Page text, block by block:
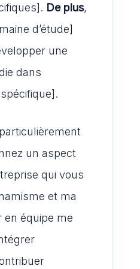
De plus,
d’étude]
une
dans
un aspect
qui vous
et ma
en équipe me